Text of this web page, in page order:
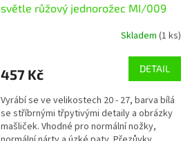
světle růžový jednorožec MI/009
Skladem (1 ks)
457 Kč DETAIL
Vyrábí se ve velikostech 20 - 27, barva bílá
se stříbrnými třpytivými detaily a obrázky
mašliček. Vhodné pro normální nožky,